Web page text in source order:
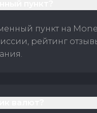
пункт на
рейтинг